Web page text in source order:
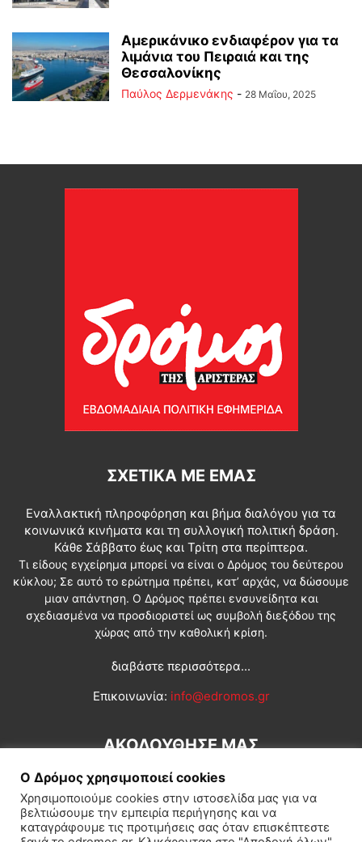
Αμερικάνικο ενδιαφέρον για τα
λιμάνια του Πειραιά και της
Θεσσαλονίκης
Παύλος Δερμενάκης - 28 Μαΐου, 2025
ΣΧΕΤΙΚΆ ΜΕ ΕΜΆΣ
Εναλλακτική πληροφόρηση και βήμα διαλόγου για τα
κοινωνικά κινήματα και τη συλλογική πολιτική δράση.
Κάθε Σάββατο έως και Τρίτη στα περίπτερα.
Τι είδους εγχείρημα μπορεί να είναι ο Δρόμος του δεύτερου
κύκλου; Σε αυτό το ερώτημα πρέπει, κατ’ αρχάς, να δώσουμε
μιαν απάντηση. Ο Δρόμος πρέπει ενσυνείδητα και
σχεδιασμένα να προσδιοριστεί ως συμβολή διεξόδου της
χώρας από την καθολική κρίση.
διαβάστε περισσότερα...
Επικοινωνία: info@edromos.gr
ΑΚΟΛΟΥΘΗΣΕ ΜΑΣ
Ο Δρόμος χρησιμοποιεί cookies
Χρησιμοποιούμε cookies στην ιστοσελίδα μας για να
βελτιώσουμε την εμπειρία περιήγησης και να
καταγράφουμε τις προτιμήσεις σας όταν επισκέπτεστε